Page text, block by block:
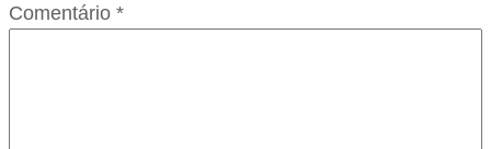
Comentário *